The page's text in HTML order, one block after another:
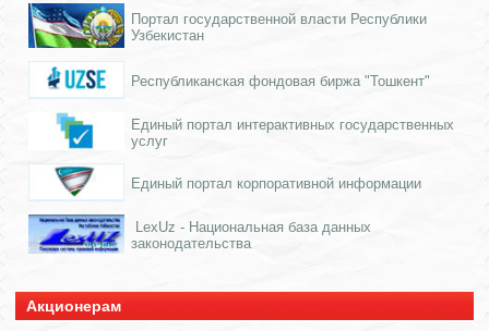
Портал государственной власти Республики
Узбекистан
Республиканская фондовая биржа "Тошкент"
Единый портал интерактивных государственных
услуг
Единый портал корпоративной информации
LexUz - Национальная база данных
законодательства
Акционерам